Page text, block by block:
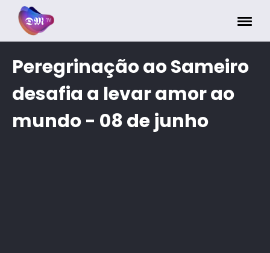
Peregrinação ao Sameiro
desafia a levar amor ao
mundo - 08 de junho
Painel de Gerenciamento de Cookies